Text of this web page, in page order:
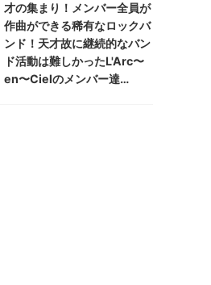
才の集まり！メンバー全員が
作曲ができる稀有なロックバ
ンド！天才故に継続的なバン
ド活動は難しかったL'Arc〜
en〜Cielのメンバー達…